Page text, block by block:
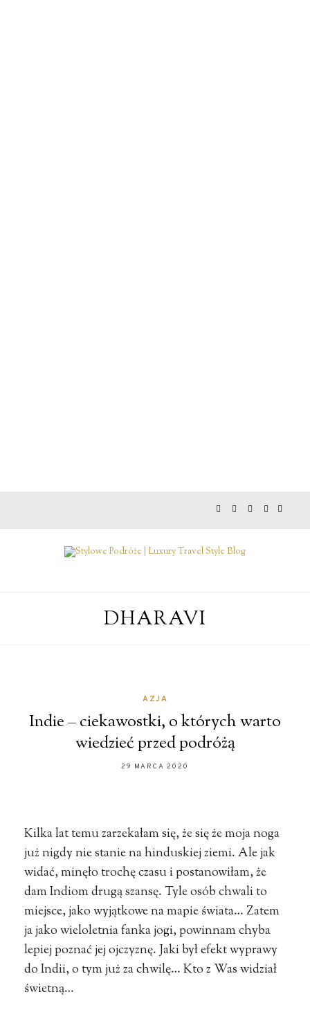
DHARAVI
AZJA
Indie – ciekawostki, o których warto
wiedzieć przed podróżą
29 MARCA 2020
Kilka lat temu zarzekałam się, że się że moja noga
już nigdy nie stanie na hinduskiej ziemi. Ale jak
widać, minęło trochę czasu i postanowiłam, że
dam Indiom drugą szansę. Tyle osób chwali to
miejsce, jako wyjątkowe na mapie świata… Zatem
ja jako wieloletnia fanka jogi, powinnam chyba
lepiej poznać jej ojczyznę. Jaki był efekt wyprawy
do Indii, o tym już za chwilę… Kto z Was widział
świetną…